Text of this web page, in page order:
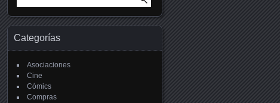
Categorías
Asociaciones
Cine
Cómics
Compras